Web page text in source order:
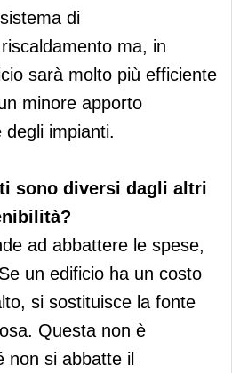
di
ma, in
sarà molto più efficiente
minore apporto
impianti.
sono diversi dagli altri
ad abbattere le spese,
un edificio ha un costo
si sostituisce la fonte
Questa non è
non si abbatte il